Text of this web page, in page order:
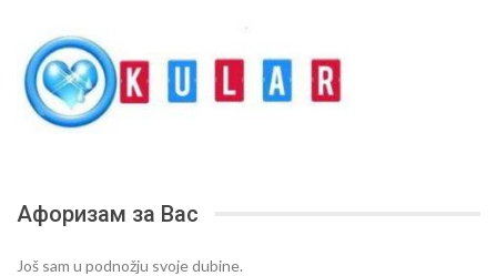
Афоризам за Вас
Još sam u podnožju svoje dubine.